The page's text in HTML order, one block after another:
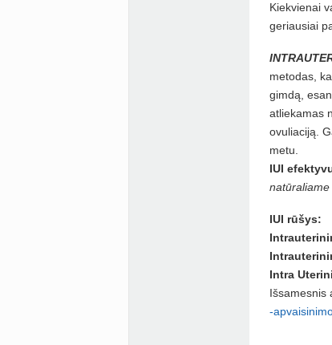
Kiekvienai
geriausiai
metodas,
gimdą,
atliekamas
ovuliaciją.
metu.
IUI
IUI rūšys:
Intra
Išsamesnis
-